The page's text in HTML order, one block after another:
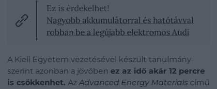
Ez is érdekelhet!
Nagyobb akkumulátorral és hatótávval
robban be a legújabb elektromos Audi
A Kieli Egyetem vezetésével készült tanulmány
szerint azonban a jövőben ez az idő akár 12 percre
is csökkenhet. AzAdvanced Energy Materials című